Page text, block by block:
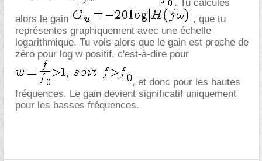
. Tu calcules
alors le gain
, que tu
représentes graphiquement avec une échelle
logarithmique. Tu vois alors que le gain est proche de
zéro pour log w positif, c'est-à-dire pour
, et donc pour les hautes
fréquences. Le gain devient significatif uniquement
pour les basses fréquences.